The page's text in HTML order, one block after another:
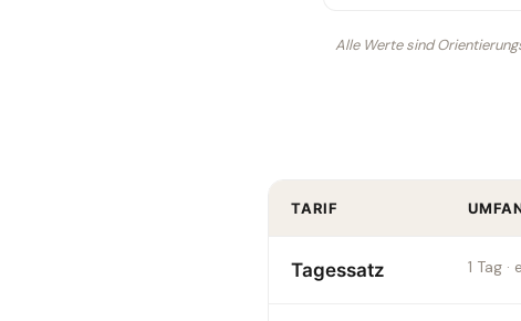
Alle Werte sind
TARIF
Tagessatz 1 Tag